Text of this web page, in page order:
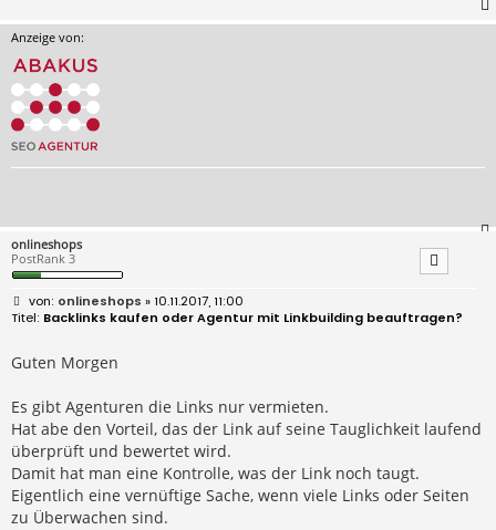
Anzeige von:
onlineshops
PostRank 3
B
e
r
a
onlineshops » 10.11.2017, 11:00
Backlinks kaufen oder Agentur mit Linkbuilding beauftragen?
Guten Morgen
Es gibt Agenturen die Links nur vermieten.
Hat abe den Vorteil, das der Link auf seine Tauglichkeit laufend
überprüft und bewertet wird.
Damit hat man eine Kontrolle, was der Link noch taugt.
Eigentlich eine vernüftige Sache, wenn viele Links oder Seiten
zu Überwachen sind.